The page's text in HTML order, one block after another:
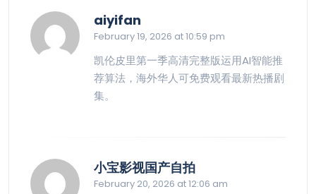
aiyifan
February 19, 2026 at 10:59 pm
凯伦皮里第一季高清完整版运用AI智能推
荐算法，海外华人可免费观看最新热播剧
集。
小宝影视国产自拍says:
February 20, 2026 at 12:06 am